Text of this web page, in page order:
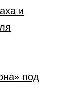
и
под